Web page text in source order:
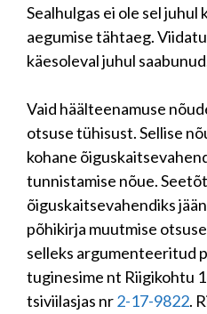
Sealhulgas ei ole sel juhul
aegumise tähtaeg.
käesoleval juhul
Vaid häälteenamuse
otsuse tühisust. Sellise
kohane
tunnistamise nõue.
õiguskaitsevahendiks
põhikirja muutmise
selleks argumenteeritud
tuginesime nt Riigikohtu
tsiviilasjas nr2-17-9822.